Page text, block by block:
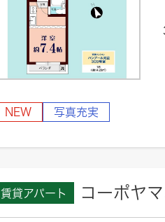
NEW 写真充実
賃貸アパート コーポヤ